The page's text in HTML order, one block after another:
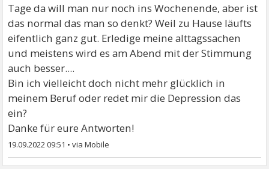
Tage da will man nur noch ins Wochenende, aber ist
das normal das man so denkt? Weil zu Hause läufts
eifentlich ganz gut. Erledige meine alttagssachen
und meistens wird es am Abend mit der Stimmung
auch besser....
Bin ich vielleicht doch nicht mehr glücklich in
meinem Beruf oder redet mir die Depression das
ein?
Danke für eure Antworten!
19.09.2022 09:51 •